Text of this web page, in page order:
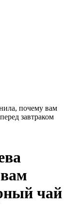
почему вам
завтраком
чай